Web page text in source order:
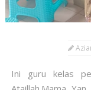
Ini guru kelas